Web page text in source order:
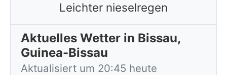
Leichter nieselregen
Aktuelles Wetter in Bissau,
Guinea-Bissau
Aktualisiert um 20:45 heute